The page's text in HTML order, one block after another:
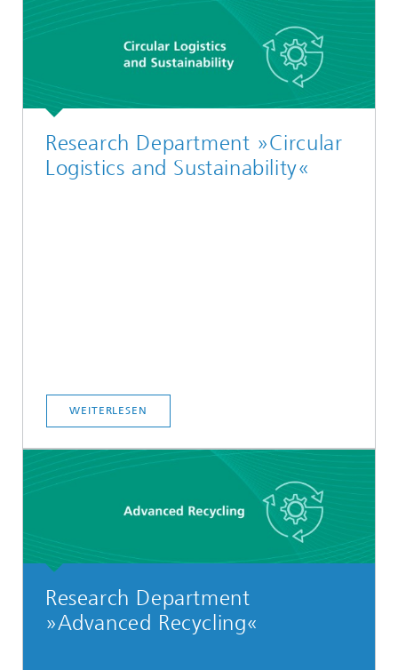
Research Department »Circular
Logistics and Sustainability«
WEITERLESEN
Research Department
»Advanced Recycling«